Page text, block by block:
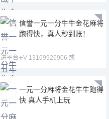
信誉一元一分牛牛金花麻将
跑得快，真人秒到账！
进平台➕V 13169926906 或
一元一分麻将金花牛牛跑得
快 真人手机上玩